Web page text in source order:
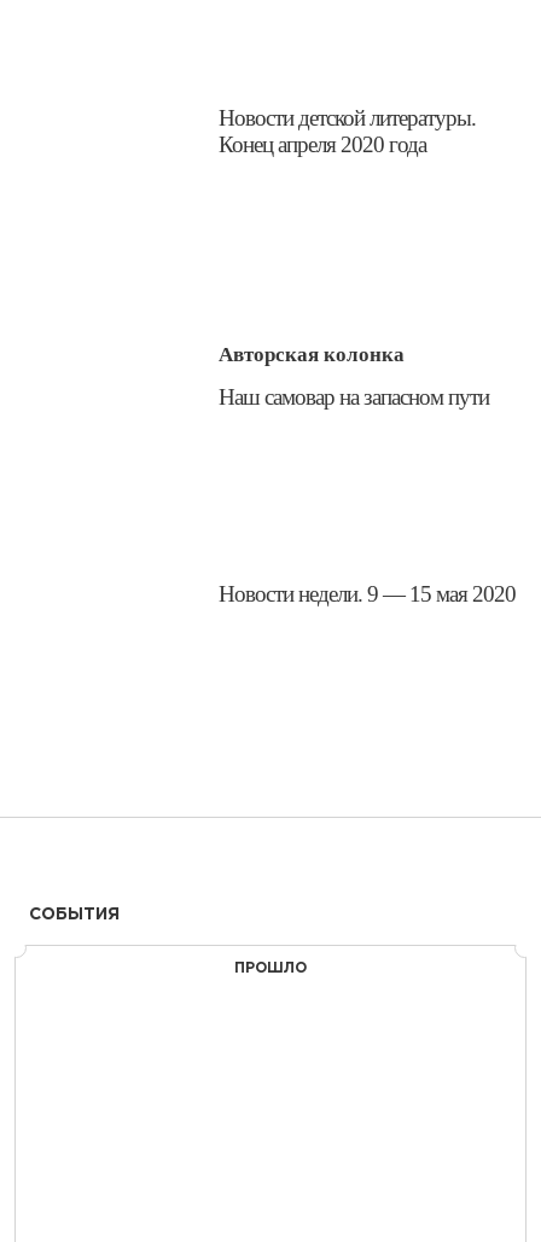
​Новости детской литературы.
Конец апреля 2020 года
Авторская колонка
​Наш самовар на запасном пути
​Новости недели. 9 — 15 мая 2020
СОБЫТИЯ
ПРОШЛО